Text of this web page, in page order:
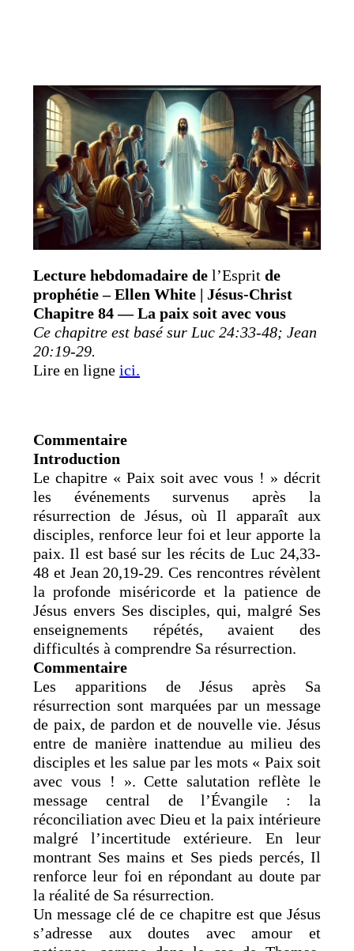
Lecture hebdomadaire de l’Esprit de
prophétie – Ellen White | Jésus-Christ
Chapitre 84 — La paix soit avec vous
Ce chapitre est basé sur Luc 24:33-48; Jean
20:19-29.
Lire en ligneici.
Commentaire
Introduction
Le chapitre « Paix soit avec vous ! » décrit
les événements survenus après la
résurrection de Jésus, où Il apparaît aux
disciples, renforce leur foi et leur apporte la
paix. Il est basé sur les récits de Luc 24,33-
48 et Jean 20,19-29. Ces rencontres révèlent
la profonde miséricorde et la patience de
Jésus envers Ses disciples, qui, malgré Ses
enseignements répétés, avaient des
difficultés à comprendre Sa résurrection.
Commentaire
Les apparitions de Jésus après Sa
résurrection sont marquées par un message
de paix, de pardon et de nouvelle vie. Jésus
entre de manière inattendue au milieu des
disciples et les salue par les mots « Paix soit
avec vous ! ». Cette salutation reflète le
message central de l’Évangile : la
réconciliation avec Dieu et la paix intérieure
malgré l’incertitude extérieure. En leur
montrant Ses mains et Ses pieds percés, Il
renforce leur foi en répondant au doute par
la réalité de Sa résurrection.
Un message clé de ce chapitre est que Jésus
s’adresse aux doutes avec amour et